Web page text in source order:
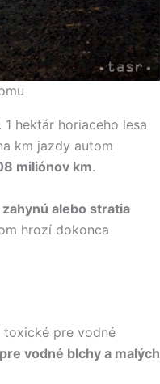
hektár horiaceho lesa
km jazdy autom
miliónov km.
alebo stratia
hrozí dokonca
toxické pre vodné
vodné blchy a malých